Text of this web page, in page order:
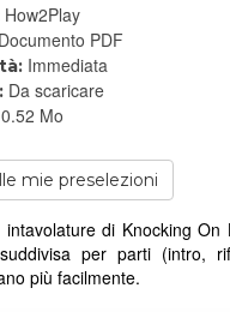
How2Play
Documento PDF
Immediata
Da scaricare
0.52 Mo
mie preselezioni
di Knocking On
per parti (intro,
più facilmente.